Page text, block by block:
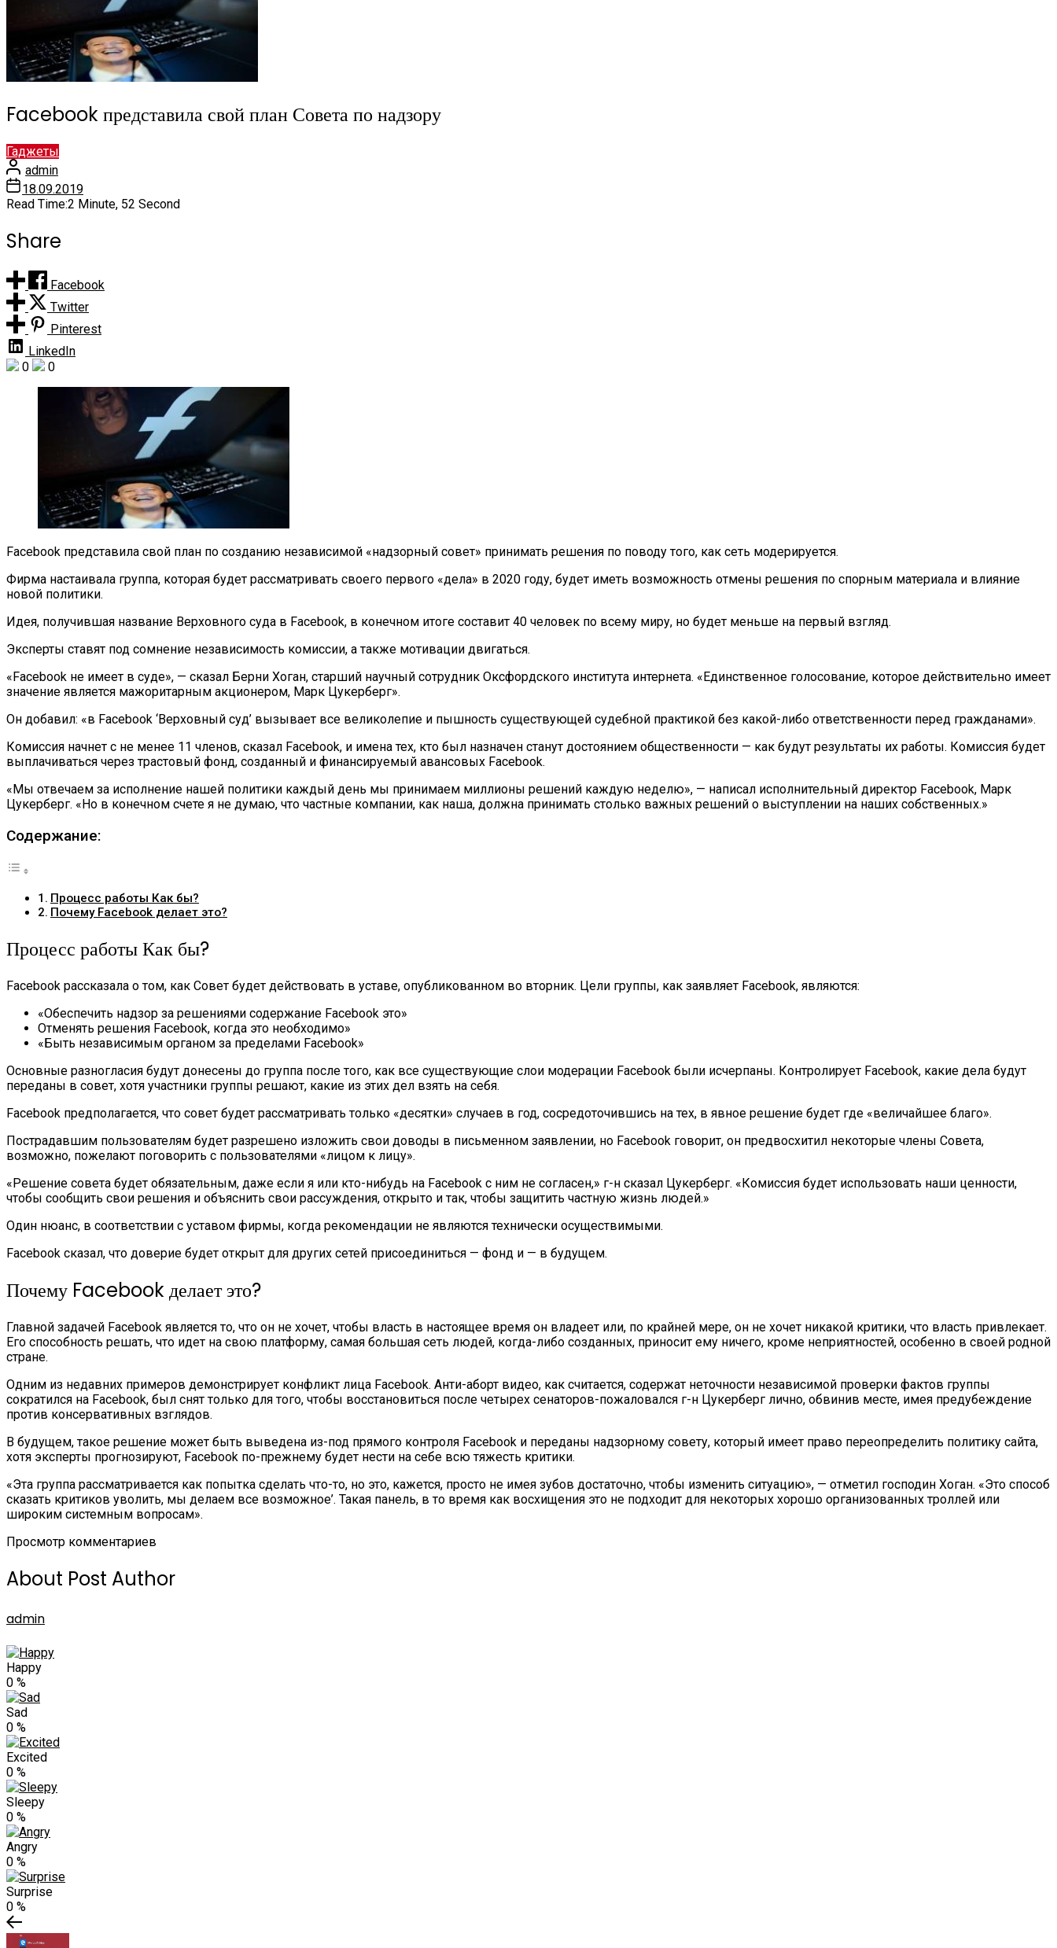
Facebook представила свой план Совета по надзору
Гаджеты
admin
18.09.2019
Read Time:2 Minute, 52 Second
Share
Facebook
Twitter
Pinterest
LinkedIn
0
0
Facebook представила свой план по созданию независимой «надзорный совет» принимать решения по поводу того, как сеть модерируется.
Фирма настаивала группа, которая будет рассматривать своего первого «дела» в 2020 году, будет иметь возможность отмены решения по спорным материала и влияние
новой политики.
Идея, получившая название Верховного суда в Facebook, в конечном итоге составит 40 человек по всему миру, но будет меньше на первый взгляд.
Эксперты ставят под сомнение независимость комиссии, а также мотивации двигаться.
«Facebook не имеет в суде», — сказал Берни Хоган, старший научный сотрудник Оксфордского института интернета. «Единственное голосование, которое действительно имеет
значение является мажоритарным акционером, Марк Цукерберг».
Он добавил: «в Facebook ‘Верховный суд’ вызывает все великолепие и пышность существующей судебной практикой без какой-либо ответственности перед гражданами».
Комиссия начнет с не менее 11 членов, сказал Facebook, и имена тех, кто был назначен станут достоянием общественности — как будут результаты их работы. Комиссия будет
выплачиваться через трастовый фонд, созданный и финансируемый авансовых Facebook.
«Мы отвечаем за исполнение нашей политики каждый день мы принимаем миллионы решений каждую неделю», — написал исполнительный директор Facebook, Марк
Цукерберг. «Но в конечном счете я не думаю, что частные компании, как наша, должна принимать столько важных решений о выступлении на наших собственных.»
Содержание:
Процесс работы Как бы?
Почему Facebook делает это?
Процесс работы Как бы?
Facebook рассказала о том, как Совет будет действовать в уставе, опубликованном во вторник. Цели группы, как заявляет Facebook, являются:
«Обеспечить надзор за решениями содержание Facebook это»
Отменять решения Facebook, когда это необходимо»
«Быть независимым органом за пределами Facebook»
Основные разногласия будут донесены до группа после того, как все существующие слои модерации Facebook были исчерпаны. Контролирует Facebook, какие дела будут
переданы в совет, хотя участники группы решают, какие из этих дел взять на себя.
Facebook предполагается, что совет будет рассматривать только «десятки» случаев в год, сосредоточившись на тех, в явное решение будет где «величайшее благо».
Пострадавшим пользователям будет разрешено изложить свои доводы в письменном заявлении, но Facebook говорит, он предвосхитил некоторые члены Совета,
возможно, пожелают поговорить с пользователями «лицом к лицу».
«Решение совета будет обязательным, даже если я или кто-нибудь на Facebook с ним не согласен,» г-н сказал Цукерберг. «Комиссия будет использовать наши ценности,
чтобы сообщить свои решения и объяснить свои рассуждения, открыто и так, чтобы защитить частную жизнь людей.»
Один нюанс, в соответствии с уставом фирмы, когда рекомендации не являются технически осуществимыми.
Facebook сказал, что доверие будет открыт для других сетей присоединиться — фонд и — в будущем.
Почему Facebook делает это?
Главной задачей Facebook является то, что он не хочет, чтобы власть в настоящее время он владеет или, по крайней мере, он не хочет никакой критики, что власть привлекает.
Его способность решать, что идет на свою платформу, самая большая сеть людей, когда-либо созданных, приносит ему ничего, кроме неприятностей, особенно в своей родной
стране.
Одним из недавних примеров демонстрирует конфликт лица Facebook. Анти-аборт видео, как считается, содержат неточности независимой проверки фактов группы
сократился на Facebook, был снят только для того, чтобы восстановиться после четырех сенаторов-пожаловался г-н Цукерберг лично, обвинив месте, имея предубеждение
против консервативных взглядов.
В будущем, такое решение может быть выведена из-под прямого контроля Facebook и переданы надзорному совету, который имеет право переопределить политику сайта,
хотя эксперты прогнозируют, Facebook по-прежнему будет нести на себе всю тяжесть критики.
«Эта группа рассматривается как попытка сделать что-то, но это, кажется, просто не имея зубов достаточно, чтобы изменить ситуацию», — отметил господин Хоган. «Это способ
сказать критиков уволить, мы делаем все возможное’. Такая панель, в то время как восхищения это не подходит для некоторых хорошо организованных троллей или
широким системным вопросам».
Просмотр комментариев
About Post Author
admin
Happy
0 %
Sad
0 %
Excited
0 %
Sleepy
0 %
Angry
0 %
Surprise
0 %